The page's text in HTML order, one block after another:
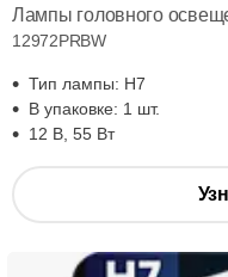
Лампы головного
12972PRBW
Тип лампы: H7
В упаковке: 1 шт.
12 В, 55 Вт